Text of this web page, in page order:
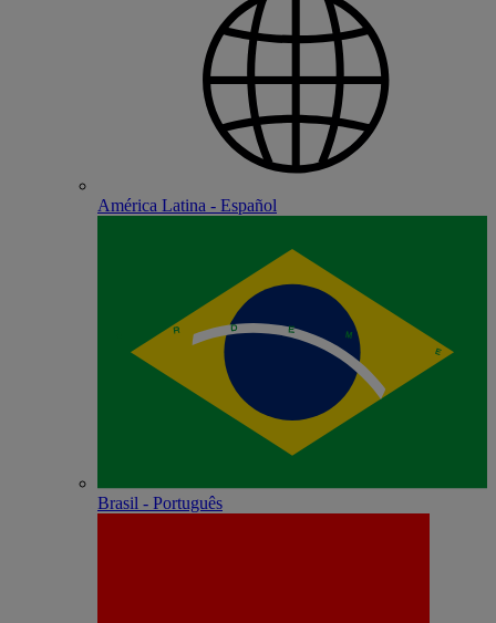
América Latina - Español
Brasil - Português